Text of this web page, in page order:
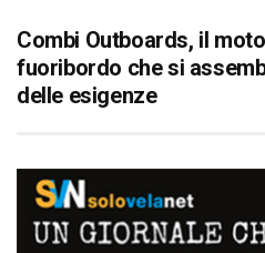
Combi Outboards, il
fuoribordo che si
delle esigenze